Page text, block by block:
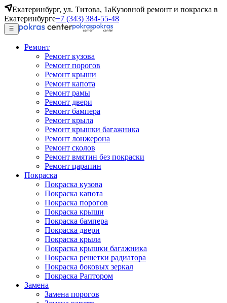
Екатеринбург, ул. Титова, 1аКузовной ремонт и покраска в
Екатеринбурге+7 (343) 384-55-48
Ремонт
Ремонт кузова
Ремонт порогов
Ремонт крыши
Ремонт капота
Ремонт рамы
Ремонт двери
Ремонт бампера
Ремонт крыла
Ремонт крышки багажника
Ремонт лонжерона
Ремонт сколов
Ремонт вмятин без покраски
Ремонт царапин
Покраска
Покраска кузова
Покраска капота
Покраска порогов
Покраска крыши
Покраска бампера
Покраска двери
Покраска крыла
Покраска крышки багажника
Покраска решетки радиатора
Покраска боковых зеркал
Покраска Раптором
Замена
Замена порогов